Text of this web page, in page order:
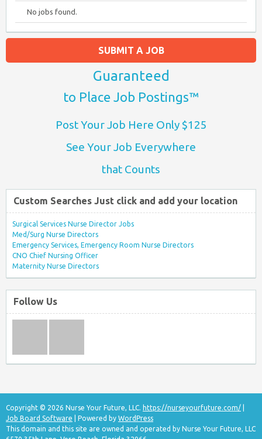
No jobs found.
SUBMIT A JOB
Guaranteed
to Place Job Postings™
Post Your Job Here Only $125
See Your Job Everywhere
that Counts
Custom Searches Just click and add your location
Surgical Services Nurse Director Jobs
Med/Surg Nurse Directors
Emergency Services, Emergency Room Nurse Directors
CNO Chief Nursing Officer
Maternity Nurse Directors
Follow Us
Copyright © 2026 Nurse Your Future, LLC. https://nurseyourfuture.com/
Job Board Software | Powered by WordPress
This domain and this site are owned and operated by Nurse Your Future, LLC